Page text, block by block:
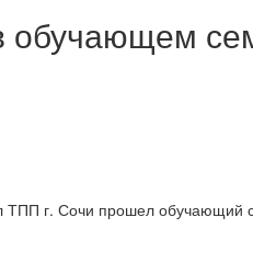
г. Сочи прошел обучающий